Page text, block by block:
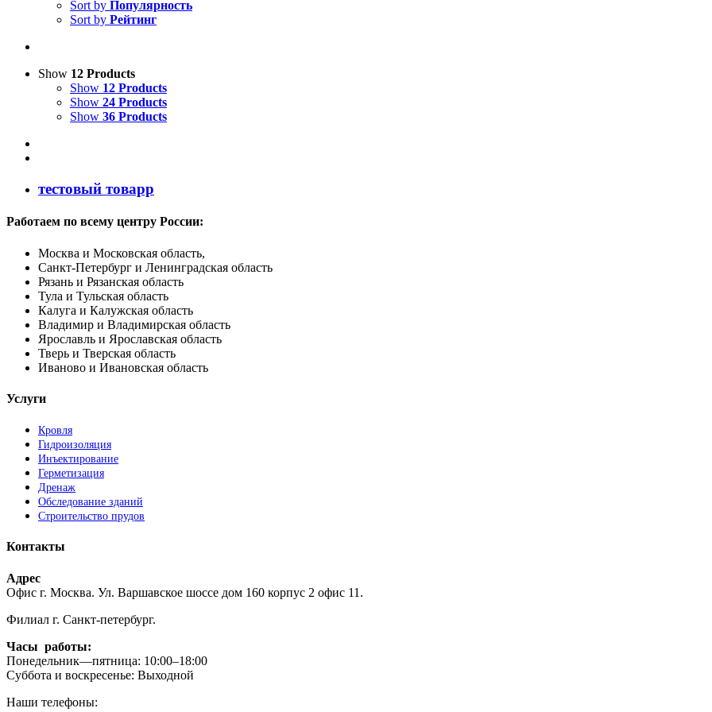
Sort by Популярность
Sort by Рейтинг
Show 12 Products
Show 12 Products
Show 24 Products
Show 36 Products
тестовый товарр
Работаем по всему центру России:
Москва и Московская область,
Санкт-Петербург и Ленинградская область
Рязань и Рязанская область
Тула и Тульская область
Калуга и Калужская область
Владимир и Владимирская область
Ярославль и Ярославская область
Тверь и Тверская область
Иваново и Ивановская область
Услуги
Кровля
Гидроизоляция
Инъектирование
Герметизация
Дренаж
Обследование зданий
Строительство прудов
Контакты
Адрес
Офис г. Москва. Ул. Варшавское шоссе дом 160 корпус 2 офис 11.
Филиал г. Санкт-петербург.
Часы работы:
Понедельник—пятница: 10:00–18:00
Суббота и воскресенье: Выходной
Наши телефоны: